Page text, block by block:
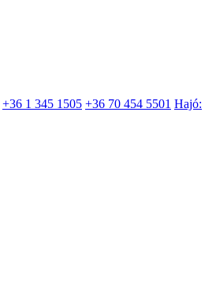
+36 1 345 1505 +36 70 454 5501 Hajó: